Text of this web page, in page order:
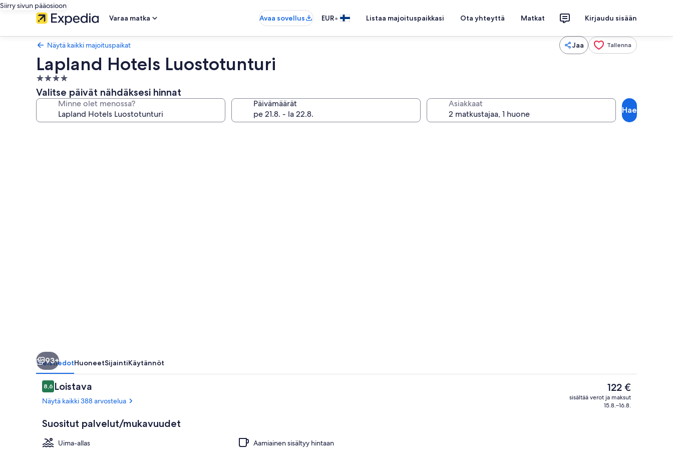
Siirry sivun pääosioon
Varaa matka
Avaa sovellus EUR• Listaa majoituspaikkasi Ota yhteyttä Matkat Kirjaudu sisään
Näytä kaikki majoituspaikat Jaa Tallenna
Lapland Hotels Luostotunturi
4.0
tähden
majoituspaikka
Valitse päivät nähdäksesi hinnat
Minne olet menossa? Päivämäärät Asiakkaat
Hae
93+
YleistiedotHuoneetSijaintiKäytännöt
Arvostelut
8,68,6 kautta 10.
Loistava
Näytä kaikki 388 arvostelua
Suositut palvelut/mukavuudet
Uima-allas
Aamiainen sisältyy hintaan
Nykyinen
hinta
on
122 €
sisältää verot ja maksut
15.8.–16.8.